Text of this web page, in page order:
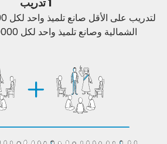
الشمالية وصانع تلميذ واحد لكل 50000 شخص عالميًا.